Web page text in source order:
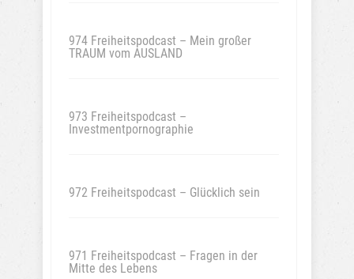
974 Freiheitspodcast – Mein großer
TRAUM vom AUSLAND
973 Freiheitspodcast –
Investmentpornographie
972 Freiheitspodcast – Glücklich sein
971 Freiheitspodcast – Fragen in der
Mitte des Lebens